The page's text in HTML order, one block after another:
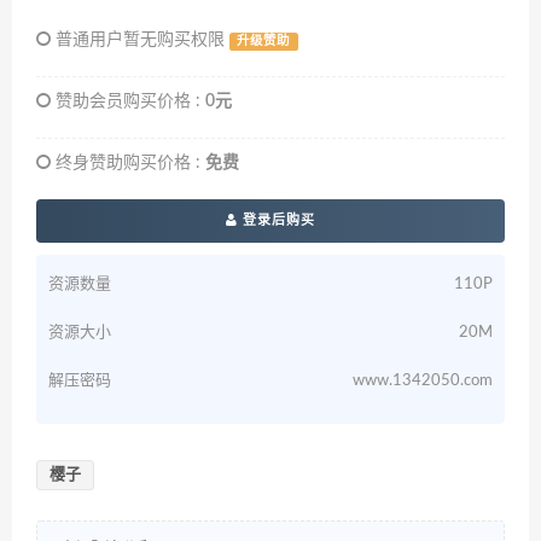
普通用户暂无购买权限 升级赞助
赞助会员购买价格 : 0元
终身赞助购买价格 : 免费
登录后购买
资源数量 110P
资源大小 20M
解压密码 www.1342050.com
樱子